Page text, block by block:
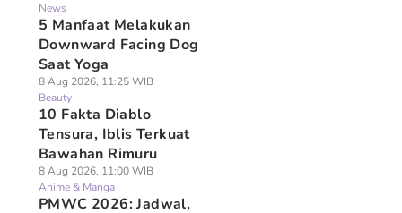
News
5 Manfaat Melakukan
Downward Facing Dog
Saat Yoga
8 Aug 2026, 11:25 WIB
Beauty
10 Fakta Diablo
Tensura, Iblis Terkuat
Bawahan Rimuru
8 Aug 2026, 11:00 WIB
Anime & Manga
PMWC 2026: Jadwal,